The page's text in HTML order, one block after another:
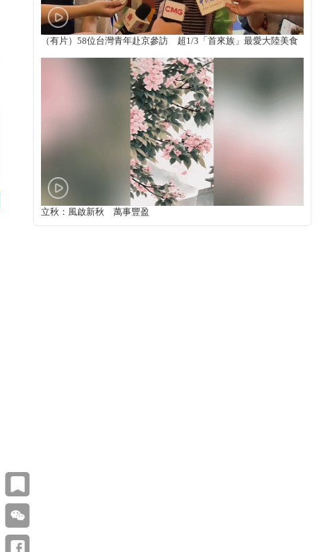
（有片）58位台灣青年赴京參訪 超1/3「首來族」最愛大陸美食
立秋：風啟新秋 萬事豐盈